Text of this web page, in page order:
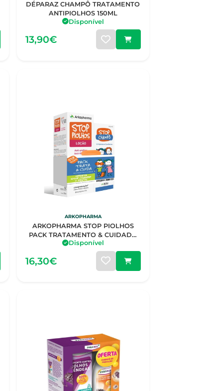
DÉPARAZ CHAMPÔ TRATAMENTO
ANTIPIOLHOS 150ML
Disponível
13,90€
ARKOPHARMA
ARKOPHARMA STOP PIOLHOS
PACK TRATAMENTO & CUIDADO
LOÇÃO 100ML + CHAMPÔ
Disponível
16,30€